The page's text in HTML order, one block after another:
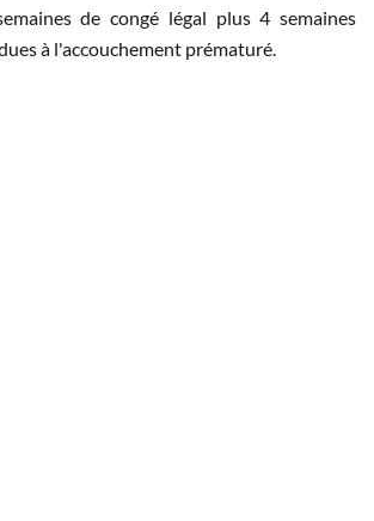
de congé légal plus 4 semaines
à l'accouchement prématuré.